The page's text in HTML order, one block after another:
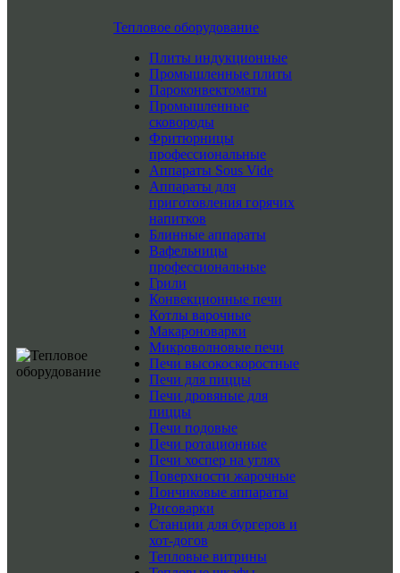
Тепловое оборудование
Плиты индукционные
Промышленные плиты
Пароконвектоматы
Промышленные
сковороды
Фритюрницы
профессиональные
Аппараты Sous Vide
Аппараты для
приготовления горячих
напитков
Блинные аппараты
Вафельницы
профессиональные
Грили
Конвекционные печи
Котлы варочные
Макароноварки
Микроволновые печи
Печи высокоскоростные
Печи для пиццы
Печи дровяные для
пиццы
Печи подовые
Печи ротационные
Печи хоспер на углях
Поверхности жарочные
Пончиковые аппараты
Рисоварки
Станции для бургеров и
хот-догов
Тепловые витрины